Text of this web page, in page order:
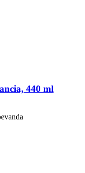
440 ml